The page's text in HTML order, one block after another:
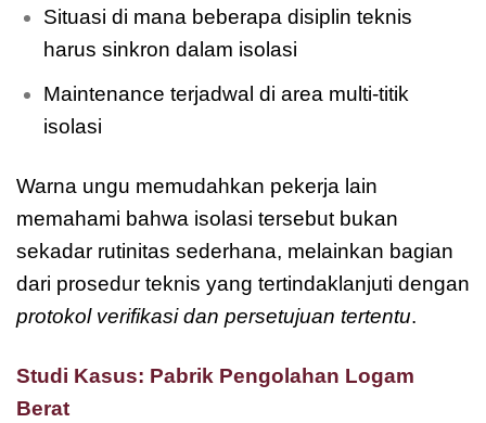
Situasi di mana beberapa disiplin teknis
harus sinkron dalam isolasi
Maintenance terjadwal di area multi-titik
isolasi
Warna ungu memudahkan pekerja lain
memahami bahwa isolasi tersebut bukan
sekadar rutinitas sederhana, melainkan bagian
dari prosedur teknis yang tertindaklanjuti dengan
protokol verifikasi dan persetujuan tertentu.
Studi Kasus: Pabrik Pengolahan Logam
Berat